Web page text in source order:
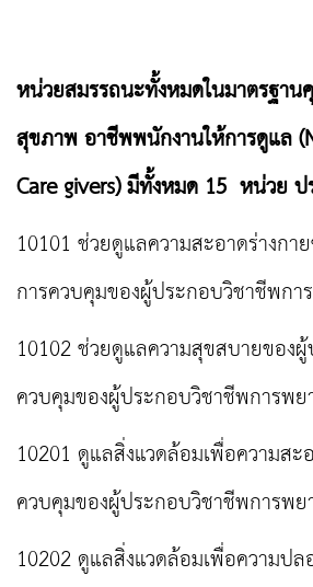
หน่วยสมรรถนะทั้งหมดในมาตรฐา
สุขภาพ อาชีพพนักงานให้การดูแล
Care givers)มีทั้งหมด 15 หน่วย ป
10101 ช่วยดูแลความสะอาดร่างกา
การควบคุมของผู้ประกอบวิชาชีพกา
10102 ช่วยดูแลความสุขสบายของ
ควบคุมของผู้ประกอบวิชาชีพการพ
10201 ดูแลสิ่งแวดล้อมเพื่อความสะ
ควบคุมของผู้ประกอบวิชาชีพการพ
10202 ดูแลสิ่งแวดล้อมเพื่อความป